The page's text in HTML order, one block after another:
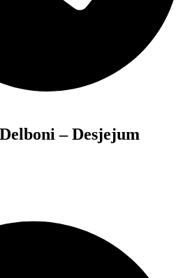
– Desjejum